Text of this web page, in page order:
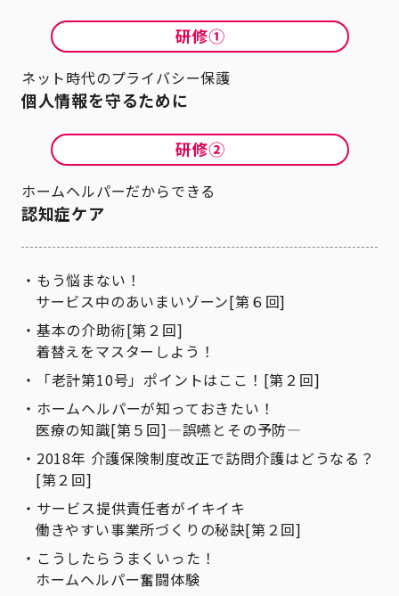
ネット時代のプライバシー保護
個人情報を守るために
ホームヘルパーだからできる
認知症ケア
もう悩まない！
サービス中のあいまいゾーン[第６回]
基本の介助術[第２回]
着替えをマスターしよう！
「老計第10号」ポイントはここ！[第２回]
ホームヘルパーが知っておきたい！
医療の知識[第５回]―誤嚥とその予防―
2018年 介護保険制度改正で訪問介護はどうなる？
[第２回]
サービス提供責任者がイキイキ
働きやすい事業所づくりの秘訣[第２回]
こうしたらうまくいった！
ホームヘルパー奮闘体験